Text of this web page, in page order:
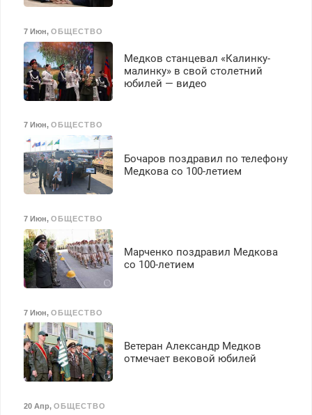
7 Июн, ОБЩЕСТВО
Медков станцевал «Калинку-
малинку» в свой столетний
юбилей — видео
7 Июн, ОБЩЕСТВО
Бочаров поздравил по телефону
Медкова со 100-летием
7 Июн, ОБЩЕСТВО
Марченко поздравил Медкова
со 100-летием
7 Июн, ОБЩЕСТВО
Ветеран Александр Медков
отмечает вековой юбилей
20 Апр, ОБЩЕСТВО